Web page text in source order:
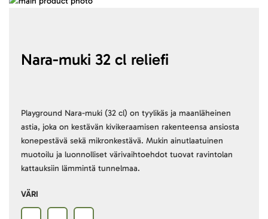
Nara-muki 32 cl reliefi
Playground Nara-muki (32 cl) on tyylikäs ja maanläheinen
astia, joka on kestävän kivikeraamisen rakenteensa ansiosta
konepestävä sekä mikronkestävä. Mukin ainutlaatuinen
muotoilu ja luonnolliset värivaihtoehdot tuovat ravintolan
kattauksiin lämmintä tunnelmaa.
VÄRI
beginning
gallery